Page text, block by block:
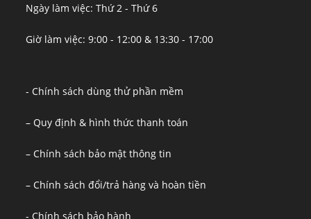
Ngày làm việc: Thứ 2 - Thứ 6
Giờ làm việc: 9:00 - 12:00 & 13:30 - 17:00
- Chính sách dùng thử phần mềm
– Quy định & hình thức thanh toán
– Chính sách bảo mật thông tin
– Chính sách đổi/trả hàng và hoàn tiền
- Chính sách bảo hành